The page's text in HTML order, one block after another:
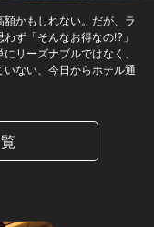
かもしれない。だが、ラ
ず「そんなお得なの!?」
リーズナブルではなく、
ない、今日からホテル通